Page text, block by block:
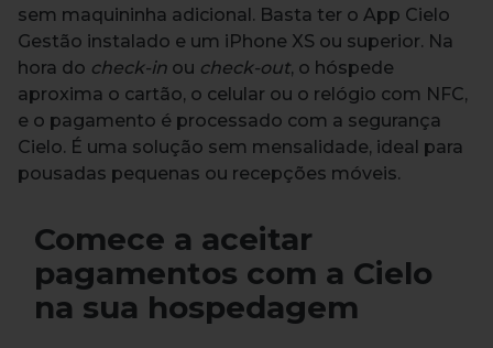
sem maquininha adicional. Basta ter o App Cielo
Gestão instalado e um iPhone XS ou superior. Na
hora do check-in ou check-out, o hóspede
aproxima o cartão, o celular ou o relógio com NFC,
e o pagamento é processado com a segurança
Cielo. É uma solução sem mensalidade, ideal para
pousadas pequenas ou recepções móveis.
Comece a aceitar
pagamentos com a Cielo
na sua hospedagem